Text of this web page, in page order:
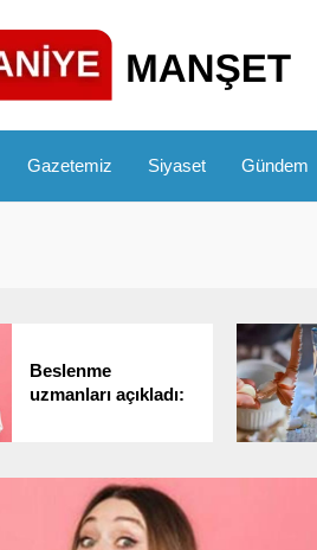
Gazetemiz Siyaset Gündem
Beslenme
uzmanları açıkladı: